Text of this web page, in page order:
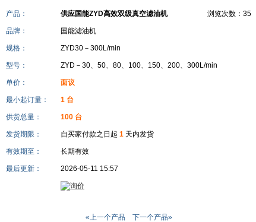
产品： 浏览次数：35
供应国能ZYD高效双级真空滤油机
品牌： 国能滤油机
规格： ZYD30－300L/min
型号： ZYD－30、50、80、100、150、200、300L/min
单价： 面议
最小起订量： 1 台
供货总量： 100 台
发货期限： 自买家付款之日起 1 天内发货
有效期至： 长期有效
最后更新： 2026-05-11 15:57
«上一个产品 下一个产品»